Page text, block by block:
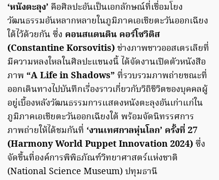
‘หนังตะลุง’ คือศิลปะอันเป็นเอกลักษณ์ที่เชื่อมโยง
วัฒนธรรมอันหลากหลายในภูมิภาคเอเชียตะวันออกเฉียง
ใต้ไว้ด้วยกัน ซึ่ง คอนสแตนติน คอร์โซวิติส
(Constantine Korsovitis)ช่างภาพชาวออสเตรเลียที่
มีความหลงใหลในศิลปะแขนงนี้ ได้จัดงานเปิดตัวหนังสือ
ภาพ “A Life in Shadows” ที่รวบรวมภาพถ่ายขณะที่
ออกเดินทางไปบันทึกเรื่องราวเกี่ยวกับวิถิชีวิตของบุคคลผู้
อยู่เบื้องหลังวัฒนธรรมการแสดงหนังตะลุงอันเก่าแก่ใน
ภูมิภาคเอเชียตะวันออกเฉียงใต้ พร้อมจัดนิทรรศการ
ภาพถ่ายให้ได้ชมกันที่ ‘งานเทศกาลหุ่นโลก’ ครั้งที่ 27
(Harmony World Puppet Innovation 2024)ซึ่ง
จัดขึ้นที่องค์การพิพิธภัณฑ์วิทยาศาสตร์แห่งชาติ
(National Science Museum) ปทุมธานี